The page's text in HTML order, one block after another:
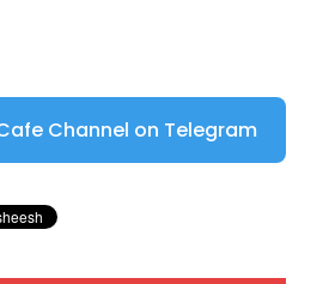
Channel on Telegram